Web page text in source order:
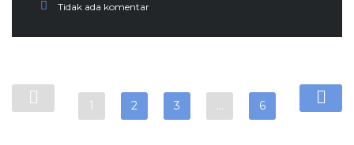
Tidak ada komentar
1 2 3 … 6